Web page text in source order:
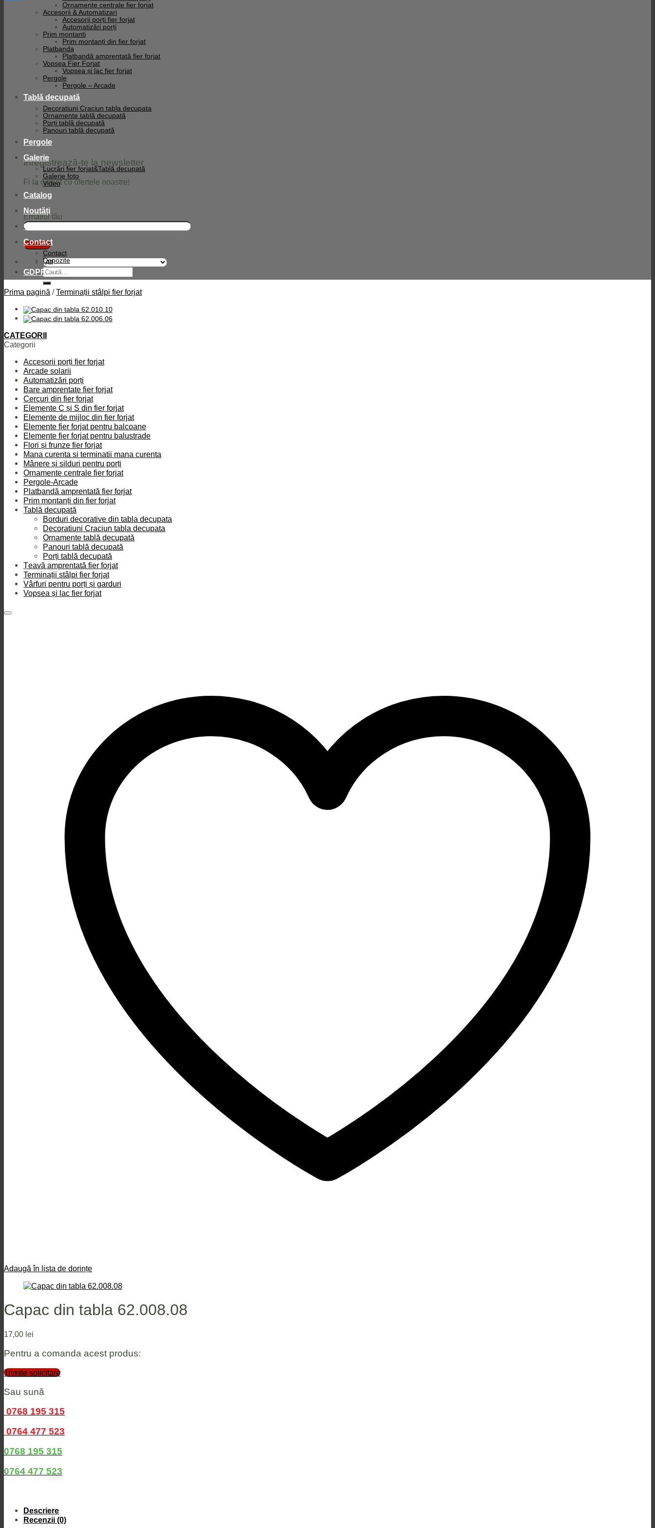
Înregistrează-te la newsletter
Fi la curent cu ofertele noastre!
Emailul tău
Caută
după:
Ornamente centrale fier forjat
Accesorii & Automatizari
Accesorii porți fier forjat
Automatizări porți
Prim montanti
Prim montanți din fier forjat
Platbanda
Platbandă amprentată fier forjat
Vopsea Fier Forjat
Vopsea și lac fier forjat
Pergole
Pergole – Arcade
Tablă decupată
Decoratiuni Craciun tabla decupata
Ornamente tablă decupată
Porți tablă decupată
Panouri tablă decupată
Pergole
Galerie
Lucrări fier forjat&Tablă decupată
Galerie foto
Video
Catalog
Noutăți
Compania
Contact
Contact
Depozite
GDPR
Prima pagină / Terminații stâlpi fier forjat
CATEGORII
Categorii
Accesorii porți fier forjat
Arcade solarii
Automatizări porți
Bare amprentate fier forjat
Cercuri din fier forjat
Elemente C și S din fier forjat
Elemente de mijloc din fier forjat
Elemente fier forjat pentru balcoane
Elemente fier forjat pentru balustrade
Flori și frunze fier forjat
Mana curenta si terminatii mana curenta
Mânere și silduri pentru porți
Ornamente centrale fier forjat
Pergole-Arcade
Platbandă amprentată fier forjat
Prim montanți din fier forjat
Tablă decupată
Borduri decorative din tabla decupata
Decoratiuni Craciun tabla decupata
Ornamente tablă decupată
Panouri tablă decupată
Porți tablă decupată
Țeavă amprentată fier forjat
Terminații stâlpi fier forjat
Vârfuri pentru porți și garduri
Vopsea și lac fier forjat
Adaugă în lista de dorințe
Capac din tabla 62.008.08
17,00 lei
Pentru a comanda acest produs:
Trimite solicitare
Sau sună
0768 195 315
0764 477 523
0768 195 315
0764 477 523
Descriere
Recenzii (0)
Facebook